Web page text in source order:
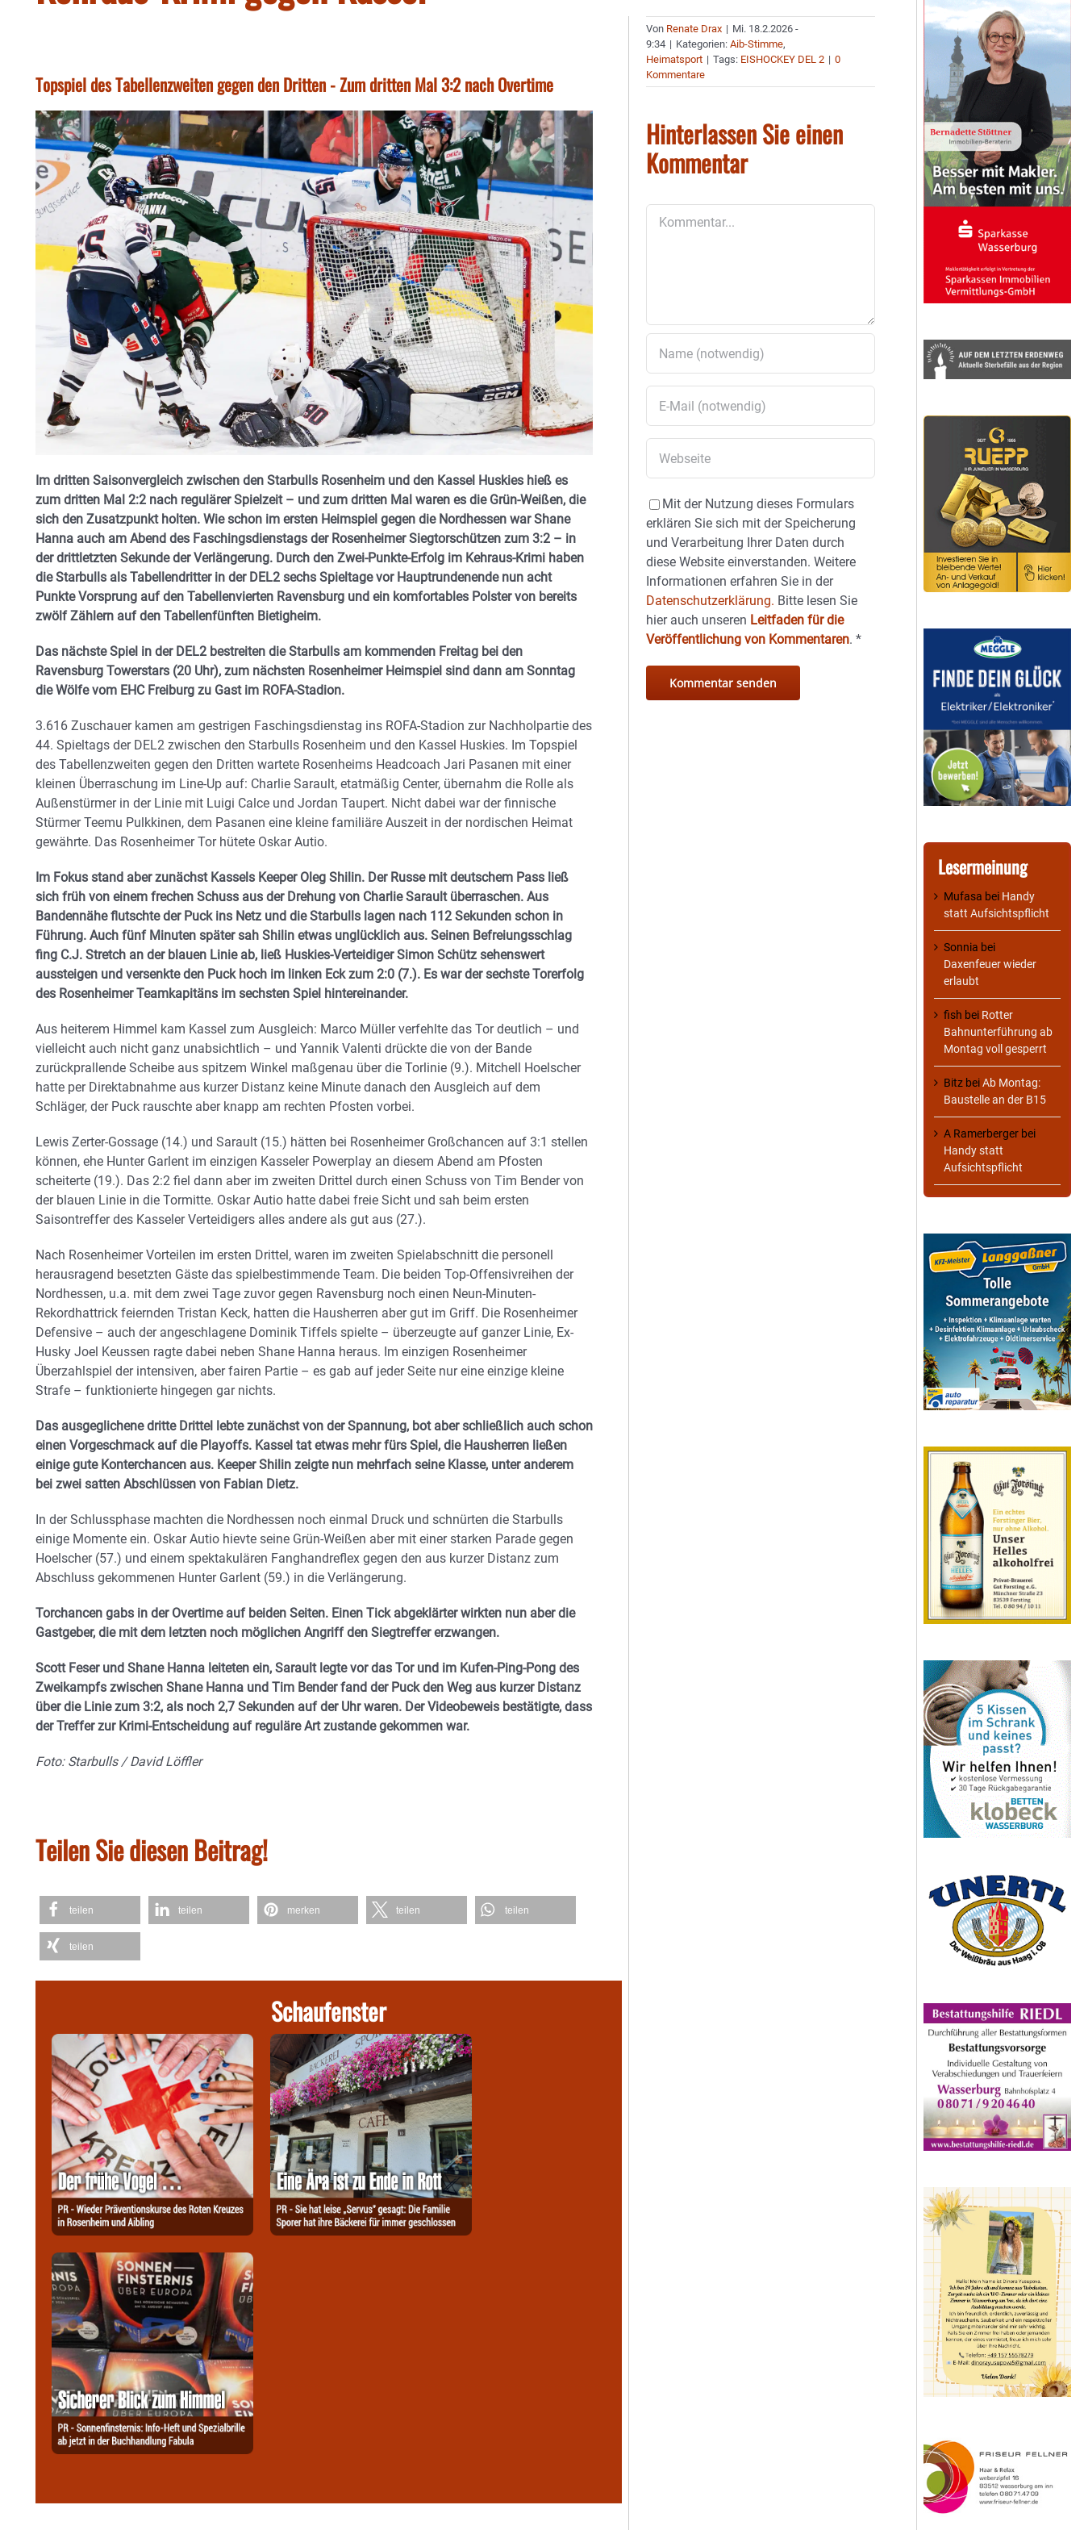
Topspiel des Tabellenzweiten gegen den Dritten - Zum dritten Mal 3:2 nach Overtime
Im dritten Saisonvergleich zwischen den Starbulls Rosenheim und den Kassel Huskies hieß es
zum dritten Mal 2:2 nach regulärer Spielzeit – und zum dritten Mal waren es die Grün-Weißen, die
sich den Zusatzpunkt holten. Wie schon im ersten Heimspiel gegen die Nordhessen war Shane
Hanna auch am Abend des Faschingsdienstags der Rosenheimer Siegtorschützen zum 3:2 – in
der drittletzten Sekunde der Verlängerung. Durch den Zwei-Punkte-Erfolg im Kehraus-Krimi haben
die Starbulls als Tabellendritter in der DEL2 sechs Spieltage vor Hauptrundenende nun acht
Punkte Vorsprung auf den Tabellenvierten Ravensburg und ein komfortables Polster von bereits
zwölf Zählern auf den Tabellenfünften Bietigheim.
Das nächste Spiel in der DEL2 bestreiten die Starbulls am kommenden Freitag bei den
Ravensburg Towerstars (20 Uhr), zum nächsten Rosenheimer Heimspiel sind dann am Sonntag
die Wölfe vom EHC Freiburg zu Gast im ROFA-Stadion.
3.616 Zuschauer kamen am gestrigen Faschingsdienstag ins ROFA-Stadion zur Nachholpartie des
44. Spieltags der DEL2 zwischen den Starbulls Rosenheim und den Kassel Huskies. Im Topspiel
des Tabellenzweiten gegen den Dritten wartete Rosenheims Headcoach Jari Pasanen mit einer
kleinen Überraschung im Line-Up auf: Charlie Sarault, etatmäßig Center, übernahm die Rolle als
Außenstürmer in der Linie mit Luigi Calce und Jordan Taupert. Nicht dabei war der finnische
Stürmer Teemu Pulkkinen, dem Pasanen eine kleine familiäre Auszeit in der nordischen Heimat
gewährte. Das Rosenheimer Tor hütete Oskar Autio.
Im Fokus stand aber zunächst Kassels Keeper Oleg Shilin. Der Russe mit deutschem Pass ließ
sich früh von einem frechen Schuss aus der Drehung von Charlie Sarault überraschen. Aus
Bandennähe flutschte der Puck ins Netz und die Starbulls lagen nach 112 Sekunden schon in
Führung. Auch fünf Minuten später sah Shilin etwas unglücklich aus. Seinen Befreiungsschlag
fing C.J. Stretch an der blauen Linie ab, ließ Huskies-Verteidiger Simon Schütz sehenswert
aussteigen und versenkte den Puck hoch im linken Eck zum 2:0 (7.). Es war der sechste Torerfolg
des Rosenheimer Teamkapitäns im sechsten Spiel hintereinander.
Aus heiterem Himmel kam Kassel zum Ausgleich: Marco Müller verfehlte das Tor deutlich – und
vielleicht auch nicht ganz unabsichtlich – und Yannik Valenti drückte die von der Bande
zurückprallende Scheibe aus spitzem Winkel maßgenau über die Torlinie (9.). Mitchell Hoelscher
hatte per Direktabnahme aus kurzer Distanz keine Minute danach den Ausgleich auf dem
Schläger, der Puck rauschte aber knapp am rechten Pfosten vorbei.
Lewis Zerter-Gossage (14.) und Sarault (15.) hätten bei Rosenheimer Großchancen auf 3:1 stellen
können, ehe Hunter Garlent im einzigen Kasseler Powerplay an diesem Abend am Pfosten
scheiterte (19.). Das 2:2 fiel dann aber im zweiten Drittel durch einen Schuss von Tim Bender von
der blauen Linie in die Tormitte. Oskar Autio hatte dabei freie Sicht und sah beim ersten
Saisontreffer des Kasseler Verteidigers alles andere als gut aus (27.).
Nach Rosenheimer Vorteilen im ersten Drittel, waren im zweiten Spielabschnitt die personell
herausragend besetzten Gäste das spielbestimmende Team. Die beiden Top-Offensivreihen der
Nordhessen, u.a. mit dem zwei Tage zuvor gegen Ravensburg noch einen Neun-Minuten-
Rekordhattrick feiernden Tristan Keck, hatten die Hausherren aber gut im Griff. Die Rosenheimer
Defensive – auch der angeschlagene Dominik Tiffels spielte – überzeugte auf ganzer Linie, Ex-
Husky Joel Keussen ragte dabei neben Shane Hanna heraus. Im einzigen Rosenheimer
Überzahlspiel der intensiven, aber fairen Partie – es gab auf jeder Seite nur eine einzige kleine
Strafe – funktionierte hingegen gar nichts.
Das ausgeglichene dritte Drittel lebte zunächst von der Spannung, bot aber schließlich auch schon
einen Vorgeschmack auf die Playoffs. Kassel tat etwas mehr fürs Spiel, die Hausherren ließen
einige gute Konterchancen aus. Keeper Shilin zeigte nun mehrfach seine Klasse, unter anderem
bei zwei satten Abschlüssen von Fabian Dietz.
In der Schlussphase machten die Nordhessen noch einmal Druck und schnürten die Starbulls
einige Momente ein. Oskar Autio hievte seine Grün-Weißen aber mit einer starken Parade gegen
Hoelscher (57.) und einem spektakulären Fanghandreflex gegen den aus kurzer Distanz zum
Abschluss gekommenen Hunter Garlent (59.) in die Verlängerung.
Torchancen gabs in der Overtime auf beiden Seiten. Einen Tick abgeklärter wirkten nun aber die
Gastgeber, die mit dem letzten noch möglichen Angriff den Siegtreffer erzwangen.
Scott Feser und Shane Hanna leiteten ein, Sarault legte vor das Tor und im Kufen-Ping-Pong des
Zweikampfs zwischen Shane Hanna und Tim Bender fand der Puck den Weg aus kurzer Distanz
über die Linie zum 3:2, als noch 2,7 Sekunden auf der Uhr waren. Der Videobeweis bestätigte, dass
der Treffer zur Krimi-Entscheidung auf reguläre Art zustande gekommen war.
Foto: Starbulls / David Löffler
Teilen Sie diesen Beitrag!
teilen teilen merken teilen teilen
teilen
Schaufenster
Von Renate Drax | Mi. 18.2.2026 -
9:34 | Kategorien:Aib-Stimme,
Heimatsport | Tags: EISHOCKEY DEL 2 | 0
Kommentare
Hinterlassen Sie einen
Kommentar
Mit der Nutzung dieses Formulars
erklären Sie sich mit der Speicherung
und Verarbeitung Ihrer Daten durch
diese Website einverstanden. Weitere
Informationen erfahren Sie in der
Datenschutzerklärung. Bitte lesen Sie
hier auch unseren Leitfaden für die
Veröffentlichung von Kommentaren.*
Lesermeinung
Mufasa bei Handy
statt Aufsichtspflicht
Sonnia bei
Daxenfeuer wieder
erlaubt
fish bei Rotter
Bahnunterführung ab
Montag voll gesperrt
Bitz beiAb Montag:
Baustelle an der B15
A Ramerberger bei
Handy statt
Aufsichtspflicht